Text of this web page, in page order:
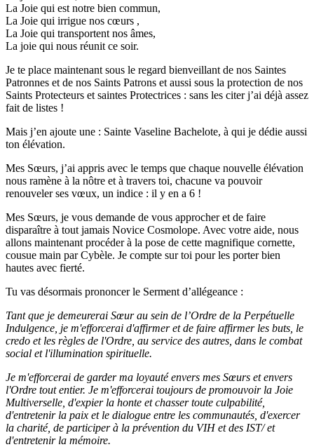
La Joie qui est notre bien commun,
La Joie qui irrigue nos cœurs ,
La Joie qui transportent nos âmes,
La joie qui nous réunit ce soir.
Je te place maintenant sous le regard bienveillant de nos Saintes
Patronnes et de nos Saints Patrons et aussi sous la protection de nos
Saints Protecteurs et saintes Protectrices : sans les citer j’ai déjà assez
fait de listes !
Mais j’en ajoute une : Sainte Vaseline Bachelote, à qui je dédie aussi
ton élévation.
Mes Sœurs, j’ai appris avec le temps que chaque nouvelle élévation
nous ramène à la nôtre et à travers toi, chacune va pouvoir
renouveler ses vœux, un indice : il y en a 6 !
Mes Sœurs, je vous demande de vous approcher et de faire
disparaître à tout jamais Novice Cosmolope. Avec votre aide, nous
allons maintenant procéder à la pose de cette magnifique cornette,
cousue main par Cybèle. Je compte sur toi pour les porter bien
hautes avec fierté.
Tu vas désormais prononcer le Serment d’allégeance :
Tant que je demeurerai Sœur au sein de l’Ordre de la Perpétuelle
Indulgence, je m'efforcerai d'affirmer et de faire affirmer les buts, le
credo et les règles de l'Ordre, au service des autres, dans le combat
social et l'illumination spirituelle.
Je m'efforcerai de garder ma loyauté envers mes Sœurs et envers
l'Ordre tout entier. Je m'efforcerai toujours de promouvoir la Joie
Multiverselle, d'expier la honte et chasser toute culpabilité,
d'entretenir la paix et le dialogue entre les communautés, d'exercer
la charité, de participer à la prévention du VIH et des IST/ et
d'entretenir la mémoire.